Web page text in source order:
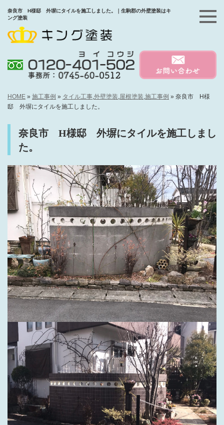
奈良市 H様邸 外塀にタイルを施工しました。｜生駒郡の外壁塗装はキ
ング塗装
HOME » 施工事例 » タイル工事 外壁塗装 屋根塗装 施工事例 » 奈良市 H様
邸 外塀にタイルを施工しました。
奈良市 H様邸 外塀にタイルを施工しまし
た。